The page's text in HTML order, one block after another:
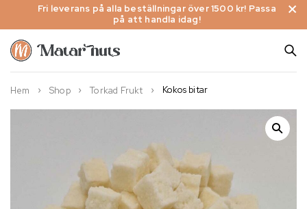
Fri leverans på alla beställningar över 1500 kr! Passa
på att handla idag!
Hem Shop Torkad Frukt Kokos bitar